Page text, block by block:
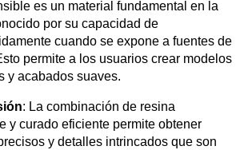
es un material fundamental en la
por su capacidad de
cuando se expone a fuentes de
permite a los usuarios crear modelos
y acabados suaves.
: La combinación de resina
y curado eficiente permite obtener
y detalles intrincados que son